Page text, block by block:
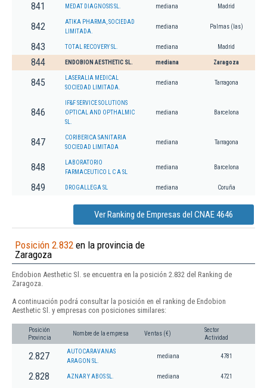
841 MEDAT DIAGNOSIS SL. mediana Madrid
842
ATIKA PHARMA, SOCIEDAD
LIMITADA.
mediana Palmas (las)
843 TOTAL RECOVERY SL. mediana Madrid
844 ENDOBION AESTHETIC SL. mediana Zaragoza
845
LASERALIA MEDICAL
SOCIEDAD LIMITADA.
mediana Tarragona
846
IF&F SERVICE SOLUTIONS
OPTICAL AND OPTHALMIC
SL.
mediana Barcelona
847
CORIBERICA SANITARIA
SOCIEDAD LIMITADA
mediana Tarragona
848
LABORATORIO
FARMACEUTICO L C A SL
mediana Barcelona
849 DROGALLEGA SL mediana Coruña
Ver Ranking de Empresas del CNAE 4646
Posición 2.832 en la provincia de
Zaragoza
Endobion Aesthetic Sl. se encuentra en la posición 2.832 del Ranking de
Zaragoza.
A continuación podrá consultar la posición en el ranking de Endobion
Aesthetic Sl. y empresas con posiciones similares:
Posición
Provincia
Nombre de la empresa Ventas (€)
Sector
Actividad
2.827
AUTOCARAVANAS
ARAGON SL.
mediana 4781
2.828 AZNAR Y ABOS SL. mediana 4721